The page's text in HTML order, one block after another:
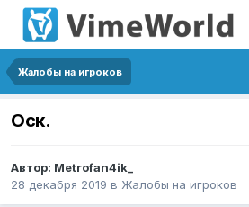
Жалобы на игроков
Оск.
Автор: Metrofan4ik_
28 декабря 2019 в Жалобы на игроков